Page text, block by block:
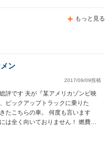
4800cc
もっと見る
ン
2017/09/09投稿
メリカゾンビ映
ピックアップトラックに乗りた
たこちらの車。 何度も言います
は全く向いておりません！ 燃費は
て乗り降りしづらく、女性や小さな